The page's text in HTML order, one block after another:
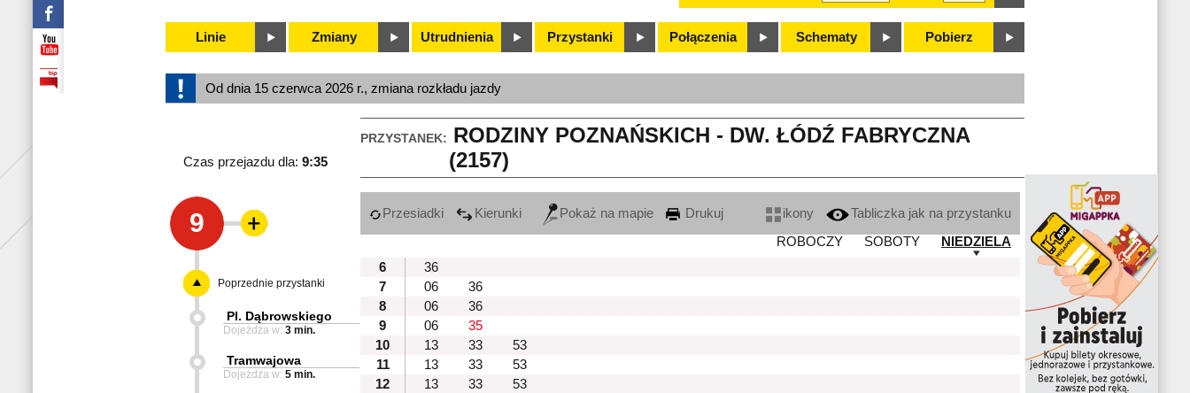
Linie Zmiany Utrudnienia Przystanki Połączenia Schematy Pobierz
Od dnia 15 czerwca 2026 r., zmiana rozkładu jazdy
PRZYSTANEK: RODZINY POZNAŃSKICH - DW. ŁÓDŹ FABRYCZNA
(2157)
Czas przejazdu dla: 9:35
9 Przesiadki Kierunki Pokaż na mapie Drukuj ikony
Tabliczka jak na przystanku
ROBOCZY
SOBOTY
NIEDZIELA
6
36
7
06
36
8
06
36
9
06
35
10
13 33
53
11
13 33
53
12
13 33
53
Poprzednie przystanki
Pl. Dąbrowskiego
Dojeżdża w: 3 min.
Tramwajowa
Dojeżdża w: 5 min.